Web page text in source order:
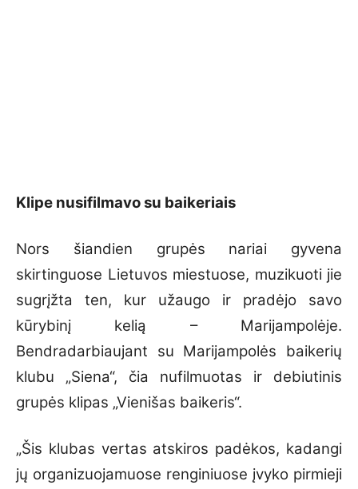
Klipe nusifilmavo su baikeriais
Nors šiandien grupės nariai gyvena
skirtinguose Lietuvos miestuose, muzikuoti jie
sugrįžta ten, kur užaugo ir pradėjo savo
kūrybinį kelią – Marijampolėje.
Bendradarbiaujant su Marijampolės baikerių
klubu „Siena“, čia nufilmuotas ir debiutinis
grupės klipas „Vienišas baikeris“.
„Šis klubas vertas atskiros padėkos, kadangi
jų organizuojamuose renginiuose įvyko pirmieji